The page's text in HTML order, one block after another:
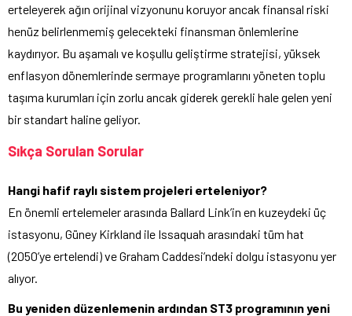
erteleyerek ağın orijinal vizyonunu koruyor ancak finansal riski
henüz belirlenmemiş gelecekteki finansman önlemlerine
kaydırıyor. Bu aşamalı ve koşullu geliştirme stratejisi, yüksek
enflasyon dönemlerinde sermaye programlarını yöneten toplu
taşıma kurumları için zorlu ancak giderek gerekli hale gelen yeni
bir standart haline geliyor.
Sıkça Sorulan Sorular
Hangi hafif raylı sistem projeleri erteleniyor?
En önemli ertelemeler arasında Ballard Link’in en kuzeydeki üç
istasyonu, Güney Kirkland ile Issaquah arasındaki tüm hat
(2050’ye ertelendi) ve Graham Caddesi’ndeki dolgu istasyonu yer
alıyor.
Bu yeniden düzenlemenin ardından ST3 programının yeni